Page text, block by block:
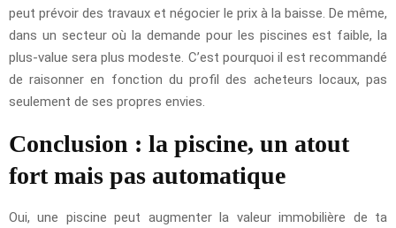
peut prévoir des travaux et négocier le prix à la baisse. De même,
dans un secteur où la demande pour les piscines est faible, la
plus-value sera plus modeste. C’est pourquoi il est recommandé
de raisonner en fonction du profil des acheteurs locaux, pas
seulement de ses propres envies.
Conclusion : la piscine, un atout
fort mais pas automatique
Oui, une piscine peut augmenter la valeur immobilière de ta